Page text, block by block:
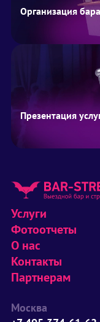
Организация
Презентация
Услуги
Фотоотчеты
О нас
Контакты
Партнерам
Москва